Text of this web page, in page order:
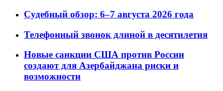
Судебный обзор: 6–7 августа 2026 года
Телефонный звонок длиной в десятилетия
Новые санкции США против России
создают для Азербайджана риски и
возможности